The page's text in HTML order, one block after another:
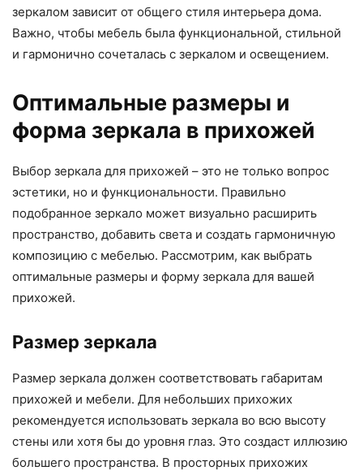
зеркалом зависит от общего стиля интерьера дома.
Важно, чтобы мебель была функциональной, стильной
и гармонично сочеталась с зеркалом и освещением.
Оптимальные размеры и
форма зеркала в прихожей
Выбор зеркала для прихожей – это не только вопрос
эстетики, но и функциональности. Правильно
подобранное зеркало может визуально расширить
пространство, добавить света и создать гармоничную
композицию с мебелью. Рассмотрим, как выбрать
оптимальные размеры и форму зеркала для вашей
прихожей.
Размер зеркала
Размер зеркала должен соответствовать габаритам
прихожей и мебели. Для небольших прихожих
рекомендуется использовать зеркала во всю высоту
стены или хотя бы до уровня глаз. Это создаст иллюзию
большего пространства. В просторных прихожих